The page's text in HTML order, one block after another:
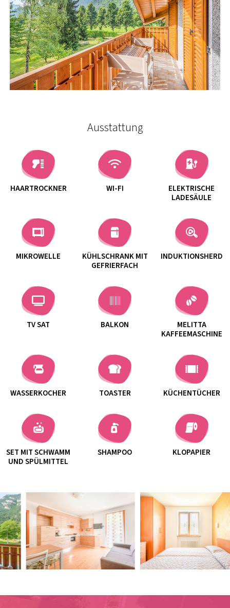
Ausstattung
HAARTROCKNER WI-FI
ELEKTRISCHE
LADESÄULE
MIKROWELLE
KÜHLSCHRANK MIT
GEFRIERFACH
INDUKTIONSHERD
TV SAT BALKON
MELITTA
KAFFEEMASCHINE
WASSERKOCHER TOASTER KÜCHENTÜCHER
SET MIT SCHWAMM
UND SPÜLMITTEL
SHAMPOO KLOPAPIER